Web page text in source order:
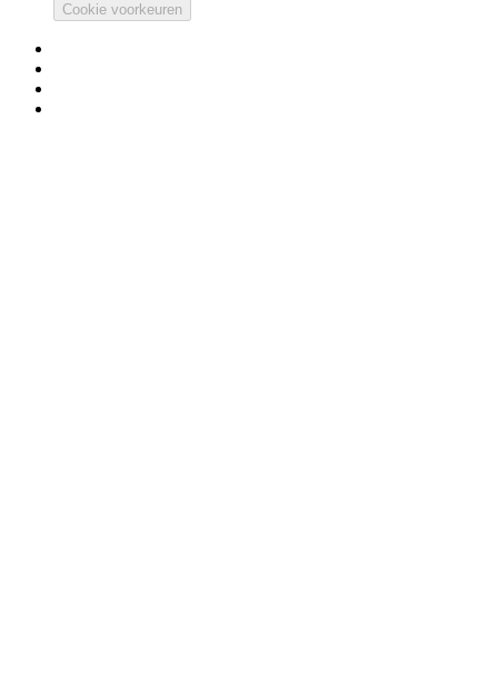
Cookie voorkeuren